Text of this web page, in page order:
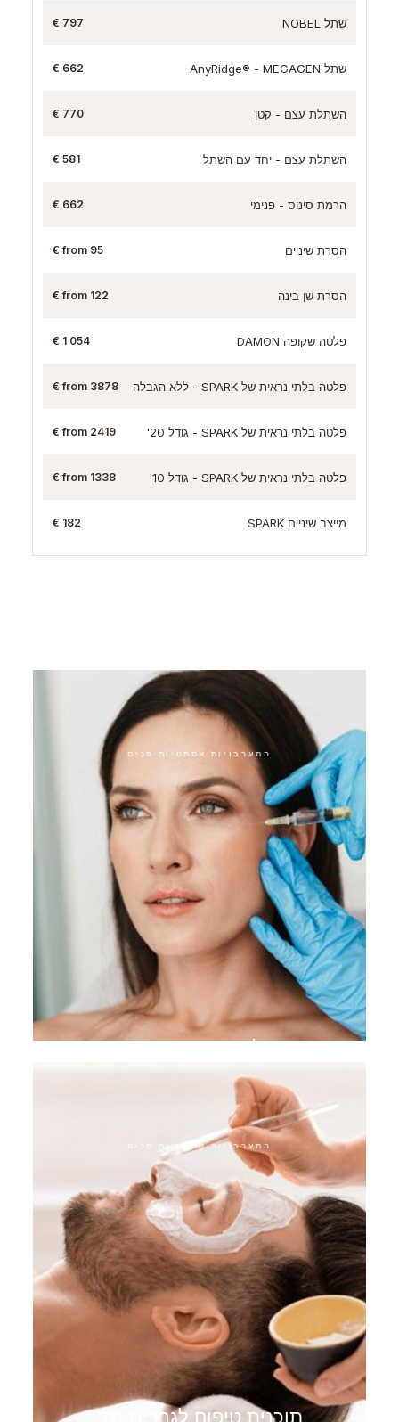
שתל NOBEL 797 €
שתל AnyRidge® - MEGAGEN 662 €
השתלת עצם - קטן 770 €
השתלת עצם - יחד עם השתל 581 €
הרמת סינוס - פנימי 662 €
הסרת שיניים from 95 €
הסרת שן בינה from 122 €
פלטה שקופה DAMON 1 054 €
פלטה בלתי נראית של SPARK - ללא הגבלה from 3878 €
פלטה בלתי נראית של SPARK - גודל 20' from 2419 €
פלטה בלתי נראית של SPARK - גודל 10' from 1338 €
מייצב שיניים SPARK 182 €
הטיפולים הנוספים שלנו
התערבויות אסתטיות פנים
ריג'וראן סקין בוסטר
התערבויות אסתטיות פנים
תוכנית טיפוח לגברים נגד